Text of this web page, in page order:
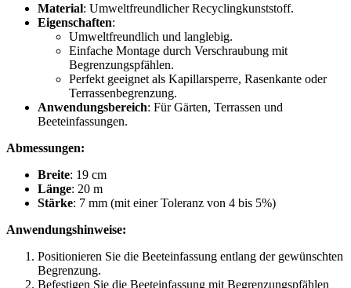
Material: Umweltfreundlicher Recyclingkunststoff.
Eigenschaften:
Umweltfreundlich und langlebig.
Einfache Montage durch Verschraubung mit
Begrenzungspfählen.
Perfekt geeignet als Kapillarsperre, Rasenkante oder
Terrassenbegrenzung.
Anwendungsbereich: Für Gärten, Terrassen und
Beeteinfassungen.
Abmessungen:
Breite: 19 cm
Länge: 20 m
Stärke: 7 mm (mit einer Toleranz von 4 bis 5%)
Anwendungshinweise:
Positionieren Sie die Beeteinfassung entlang der gewünschten
Begrenzung.
Befestigen Sie die Beeteinfassung mit Begrenzungspfählen